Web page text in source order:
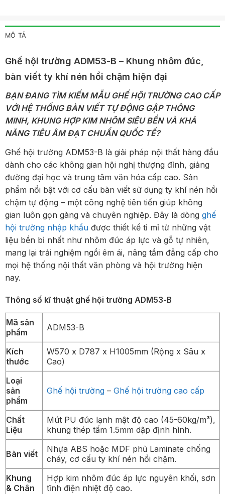
MÔ TẢ
Ghế hội trường ADM53-B – Khung nhôm đúc,
bàn viết ty khí nén hồi chậm hiện đại
BẠN ĐANG TÌM KIẾM MẪU GHẾ HỘI TRƯỜNG CAO CẤP
VỚI HỆ THỐNG BÀN VIẾT TỰ ĐỘNG GẬP THÔNG
MINH, KHUNG HỢP KIM NHÔM SIÊU BỀN VÀ KHẢ
NĂNG TIÊU ÂM ĐẠT CHUẨN QUỐC TẾ?
Ghế hội trường ADM53-B là giải pháp nội thất hàng đầu
dành cho các không gian hội nghị thượng đỉnh, giảng
đường đại học và trung tâm văn hóa cấp cao. Sản
phẩm nổi bật với cơ cấu bàn viết sử dụng ty khí nén hồi
chậm tự động – một công nghệ tiên tiến giúp không
gian luôn gọn gàng và chuyên nghiệp. Đây là dòng ghế
hội trường nhập khẩu được thiết kế tỉ mỉ từ những vật
liệu bền bỉ nhất như nhôm đúc áp lực và gỗ tự nhiên,
mang lại trải nghiệm ngồi êm ái, nâng tầm đẳng cấp cho
mọi hệ thống nội thất văn phòng và hội trường hiện
nay.
Thông số kĩ thuật ghế hội trường ADM53-B
Mã sản
phẩm
ADM53-B
Kích
thước
W570 x D787 x H1005mm (Rộng x Sâu x
Cao)
Loại
sản
phẩm
Ghế hội trường – Ghế hội trường cao cấp
Chất
Liệu
Mút PU đúc lạnh mật độ cao (45-60kg/m³),
khung thép tấm 1.5mm dập định hình.
Bàn viết
Nhựa ABS hoặc MDF phủ Laminate chống
cháy, cơ cấu ty khí nén hồi chậm.
Khung
& Chân
Hợp kim nhôm đúc áp lực nguyên khối, sơn
tĩnh điện nhiệt độ cao.